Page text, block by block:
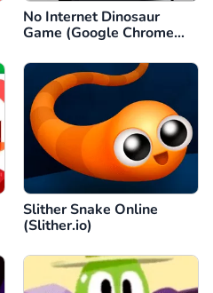
No Internet Dinosaur
Game (Google Chrome
Slither Snake Online
(Slither.io)